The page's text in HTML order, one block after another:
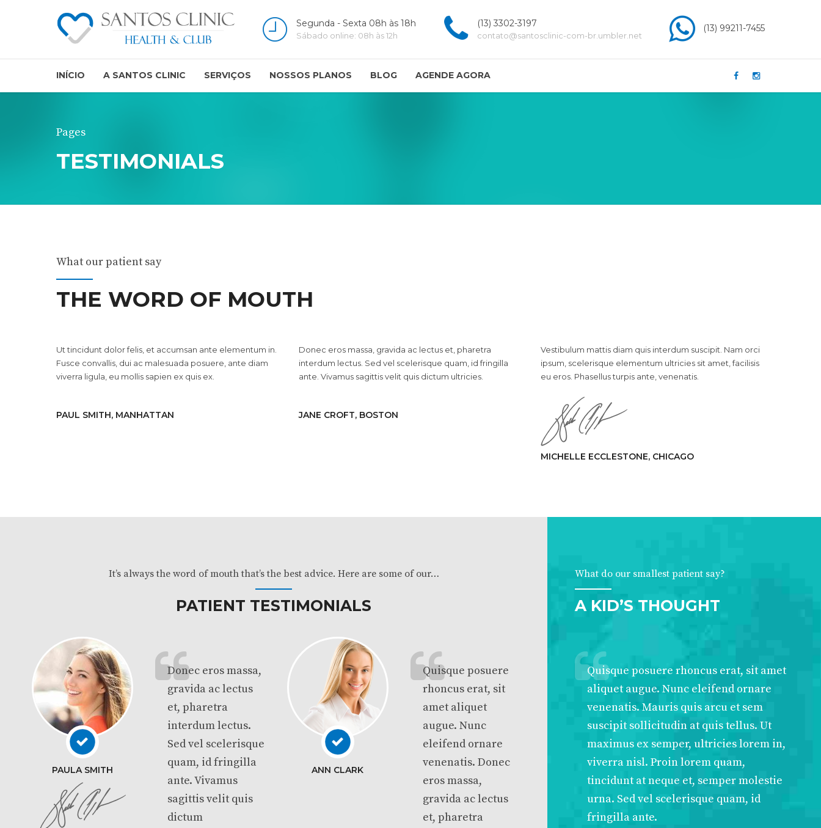
Segunda - Sexta 08h às 18h
Sábado online: 08h às 12h
(13) 3302-3197
contato@santosclinic-com-br.umbler.net
(13) 99211-7455
INÍCIO A SANTOS CLINIC SERVIÇOS NOSSOS PLANOS BLOG AGENDE AGORA
Pages
TESTIMONIALS
What our patient say
THE WORD OF MOUTH
Ut tincidunt dolor felis, et accumsan ante elementum in.
Fusce convallis, dui ac malesuada posuere, ante diam
viverra ligula, eu mollis sapien ex quis ex.
PAUL SMITH, MANHATTAN
Donec eros massa, gravida ac lectus et, pharetra
interdum lectus. Sed vel scelerisque quam, id fringilla
ante. Vivamus sagittis velit quis dictum ultricies.
JANE CROFT, BOSTON
Vestibulum mattis diam quis interdum suscipit. Nam orci
ipsum, scelerisque elementum ultricies sit amet, facilisis
eu eros. Phasellus turpis ante, venenatis.
MICHELLE ECCLESTONE, CHICAGO
It’s always the word of mouth that’s the best advice. Here are some of our…
PATIENT TESTIMONIALS
PAULA SMITH
Donec eros massa,
gravida ac lectus
et, pharetra
interdum lectus.
Sed vel scelerisque
quam, id fringilla
ante. Vivamus
sagittis velit quis
dictum
ANN CLARK
Quisque posuere
rhoncus erat, sit
amet aliquet
augue. Nunc
eleifend ornare
venenatis. Donec
eros massa,
gravida ac lectus
et, pharetra
What do our smallest patient say?
A KID’S THOUGHT
Quisque posuere rhoncus erat, sit amet
aliquet augue. Nunc eleifend ornare
venenatis. Mauris quis arcu et sem
suscipit sollicitudin at quis tellus. Ut
maximus ex semper, ultricies lorem in,
viverra nisl. Proin lorem quam,
tincidunt at neque et, semper molestie
urna. Sed vel scelerisque quam, id
fringilla ante.